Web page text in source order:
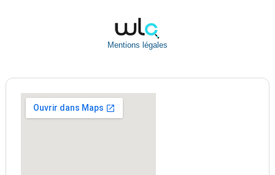
Mentions légales